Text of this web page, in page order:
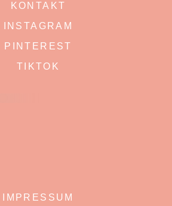
KONTAKT
INSTAGRAM
PINTEREST
TIKTOK
IMPRESSUM